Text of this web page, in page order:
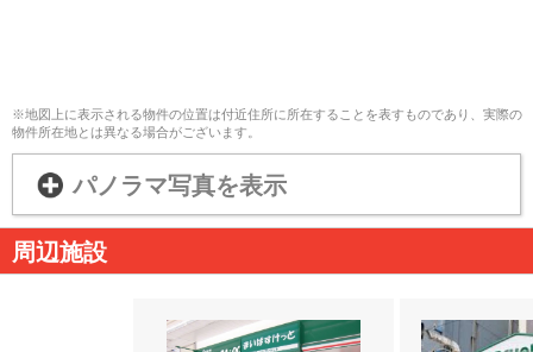
※地図上に表示される物件の位置は付近住所に所在することを表すものであり、実際の
物件所在地とは異なる場合がございます。
パノラマ写真を表示
周辺施設